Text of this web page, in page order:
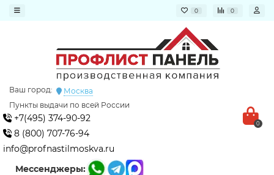
0 0
Ваш город:
Москва
Пункты выдачи по всей России
+7(495) 374-90-92
8 (800) 707-76-94
info@profnastilmoskva.ru
Мессенджеры:
0